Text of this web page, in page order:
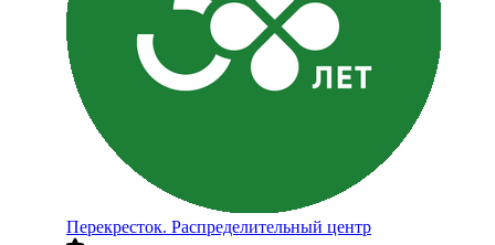
Перекресток. Распределительный центр